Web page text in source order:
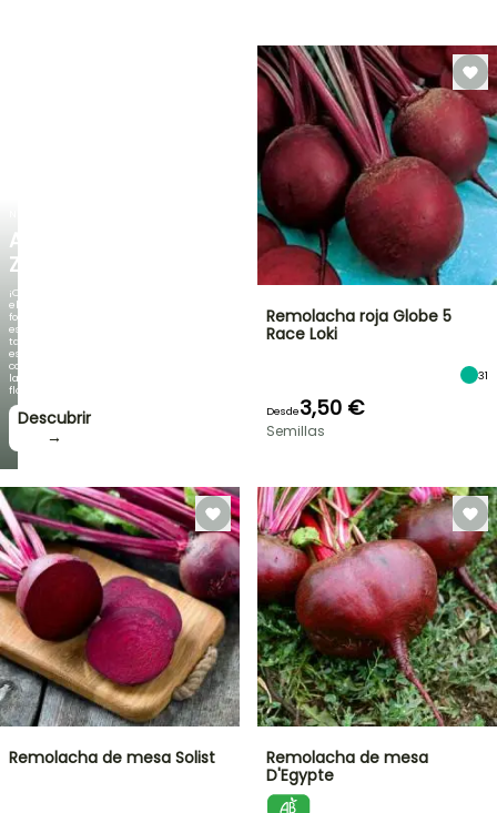
AGAPANTHUS
ZAMBEZI
¡Cuando
el
follaje
es
tan
espectacular
como
la
floración!
Descubrir
→
Remolacha roja Globe 5
Race Loki
31
Desde3,50 €
Semillas
Remolacha de mesa Solist
Remolacha de mesa
D'Egypte